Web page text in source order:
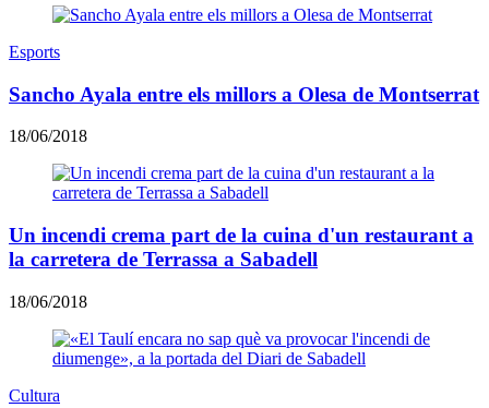
Esports
Sancho Ayala entre els millors a Olesa de Montserrat
18/06/2018
Un incendi crema part de la cuina d'un restaurant a
la carretera de Terrassa a Sabadell
18/06/2018
Cultura